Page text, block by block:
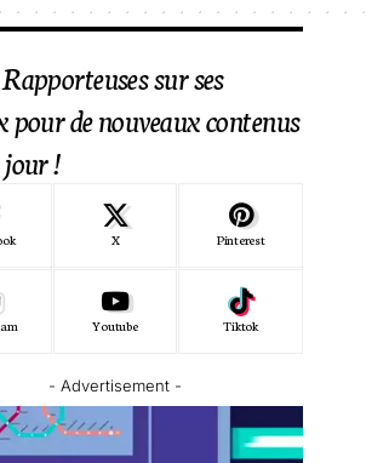
sur ses
pour de nouveaux contenus
jour !
X Pinterest
Youtube Tiktok
- Advertisement -